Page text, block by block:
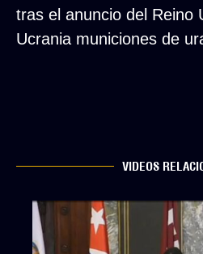
tras el anuncio del Reino
Ucrania municiones de
VIDEOS